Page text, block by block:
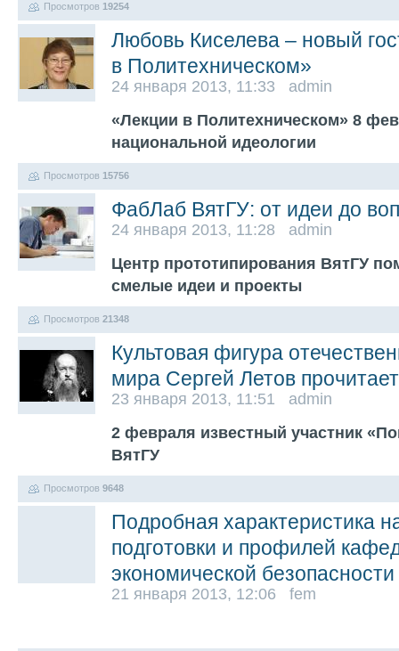
Просмотров 19254
Любовь Киселева – новый
в Политехническом»
24 января 2013, 11:33 admin
«Лекции в Политехническом» 8
национальной идеологии
Просмотров 15756
ФабЛаб ВятГУ: от идеи до
24 января 2013, 11:28 admin
Центр прототипирования ВятГУ
смелые идеи и проекты
Просмотров 21348
Культовая фигура
мира Сергей Летов
23 января 2013, 11:51 admin
2 февраля известный участник
ВятГУ
Просмотров 9648
Подробная характеристика
подготовки и профилей
экономической безопасности
21 января 2013, 12:06 fem